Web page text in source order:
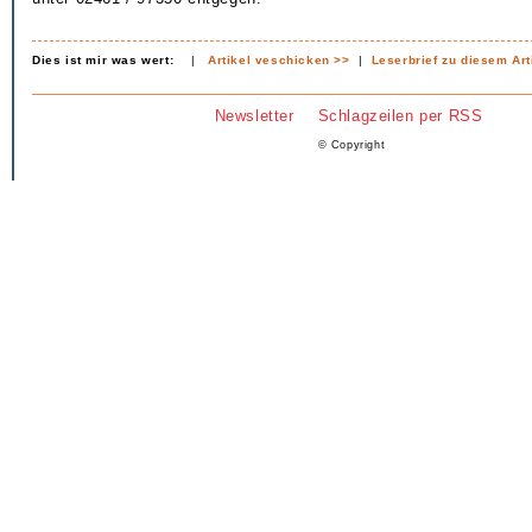
Dies ist mir was wert: |Artikel veschicken >> | Leserbrief zu diesem
Newsletter Schlagzeilen per RSS
© Copyright